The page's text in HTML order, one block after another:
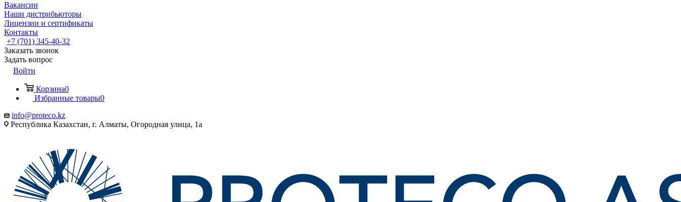
Вакансии
Наши дистрибьюторы
Лицензии и сертификаты
Контакты
+7 (701) 345-40-32
Заказать звонок
Задать вопрос
Войти
Корзина0
Избранные товары0
info@proteco.kz
Республика Казахстан, г. Алматы, ​Огородная улица, 1а